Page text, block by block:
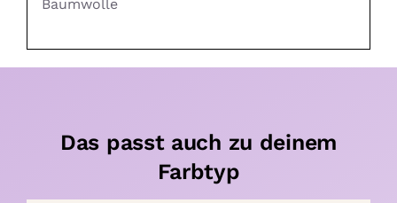
Baumwolle
Das passt auch zu deinem
Farbtyp